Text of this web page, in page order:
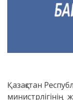
Қазақстан
министрлігінің